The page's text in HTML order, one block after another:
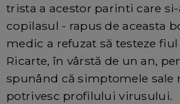
trista a acestor parinti care
copilasul - rapus de aceasta
medic a refuzat să testeze fiul
Ricarte, în vârstă de un an,
spunând că simptomele sale
potrivesc profilului virusului.